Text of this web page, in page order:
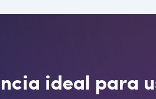
ncia ideal para u